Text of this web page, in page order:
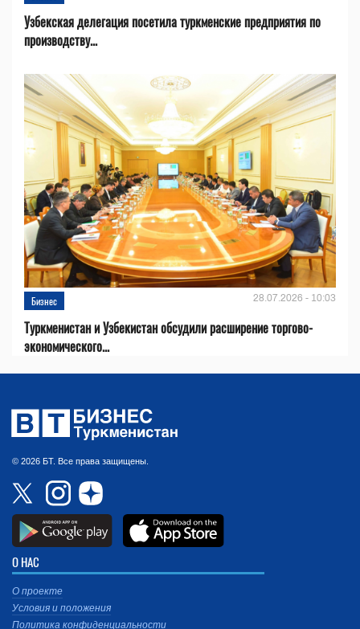
Узбекская делегация посетила туркменские предприятия по
производству...
Бизнес 28.07.2026 - 10:03
Туркменистан и Узбекистан обсудили расширение торгово-
экономического...
© 2026 БТ. Все права защищены.
О НАС
О проекте
Условия и положения
Политика конфиденциальности